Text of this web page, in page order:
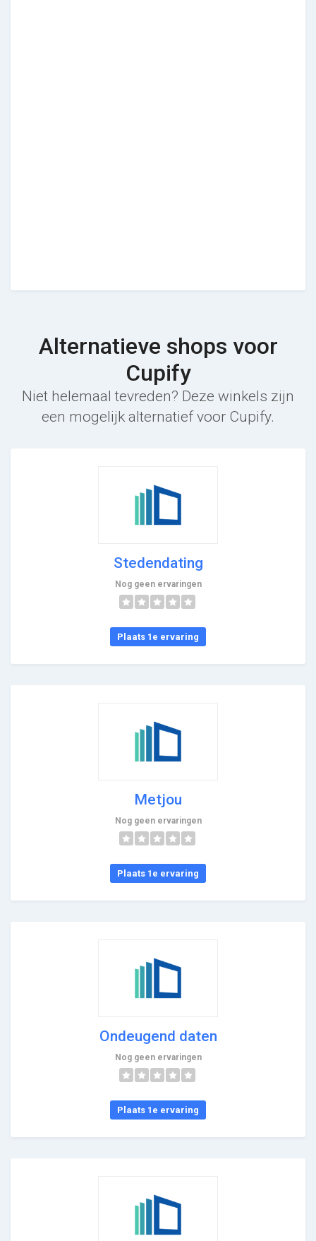
Alternatieve shops voor
Cupify
Niet helemaal tevreden? Deze winkels zijn
een mogelijk alternatief voor Cupify.
Stedendating
Nog geen ervaringen
Plaats 1e ervaring
Metjou
Nog geen ervaringen
Plaats 1e ervaring
Ondeugend daten
Nog geen ervaringen
Plaats 1e ervaring